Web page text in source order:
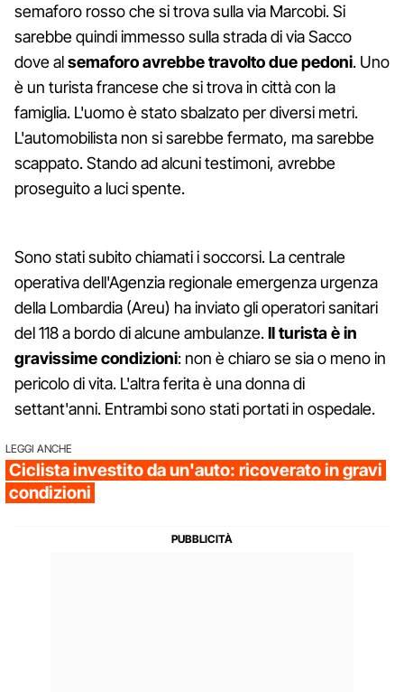
semaforo rosso che si trova sulla via Marcobi. Si
sarebbe quindi immesso sulla strada di via Sacco
dove alsemaforo avrebbe travolto due pedoni. Uno
è un turista francese che si trova in città con la
famiglia. L'uomo è stato sbalzato per diversi metri.
L'automobilista non si sarebbe fermato, ma sarebbe
scappato. Stando ad alcuni testimoni, avrebbe
proseguito a luci spente.
Sono stati subito chiamati i soccorsi. La centrale
operativa dell'Agenzia regionale emergenza urgenza
della Lombardia (Areu) ha inviato gli operatori sanitari
del 118 a bordo di alcune ambulanze.Il turista è in
gravissime condizioni: non è chiaro se sia o meno in
pericolo di vita. L'altra ferita è una donna di
settant'anni. Entrambi sono stati portati in ospedale.
LEGGI ANCHE
Ciclista investito da un'auto: ricoverato in gravi
condizioni